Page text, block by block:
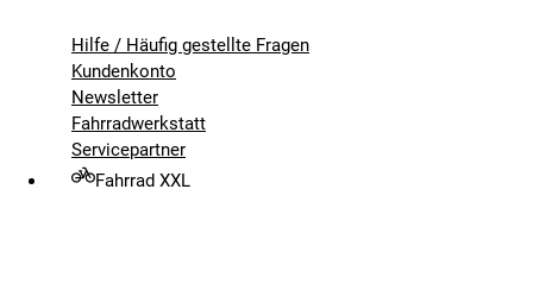
Hilfe / Häufig gestellte Fragen
Kundenkonto
Newsletter
Fahrradwerkstatt
Servicepartner
Fahrrad XXL